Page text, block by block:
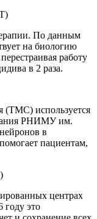
По данным
на биологию
работу
в 2 раза.
(ТМС) используется
РНИМУ им.
в
пациентам,
центрах
году это